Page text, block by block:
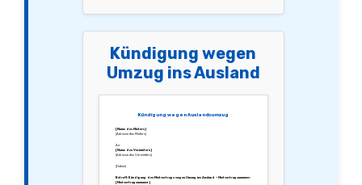
Kündigung wegen
Umzug ins Ausland
Kündigung wegen Auslandsumzug
[Name des Mieters]
[Adresse des Mieters]
An:
[Name des Vermieters]
[Adresse des Vermieters]
[Datum]
Betreff: Kündigung des Mietvertrags wegen Umzug ins Ausland – Mietvertragsnummer:
[Mietvertragsnummer]